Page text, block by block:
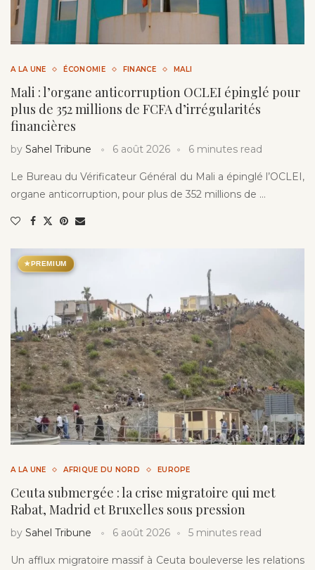
A LA UNE ÉCONOMIE FINANCE MALI
Mali : l’organe anticorruption OCLEI épinglé pour
plus de 352 millions de FCFA d’irrégularités
financières
by Sahel Tribune 6 août 2026 6 minutes read
Le Bureau du Vérificateur Général du Mali a épinglé l’OCLEI,
organe anticorruption, pour plus de 352 millions de …
★PREMIUM
A LA UNE AFRIQUE DU NORD EUROPE
Ceuta submergée : la crise migratoire qui met
Rabat, Madrid et Bruxelles sous pression
by Sahel Tribune 6 août 2026 5 minutes read
Un afflux migratoire massif à Ceuta bouleverse les relations